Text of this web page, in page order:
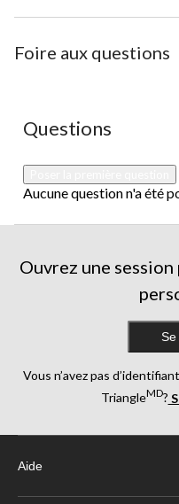
Foire aux questions
Aucune question n'a été
Questions
Aucune question n'a été
Ouvrez une
Vous n’avez pas
TriangleMD?
Aide